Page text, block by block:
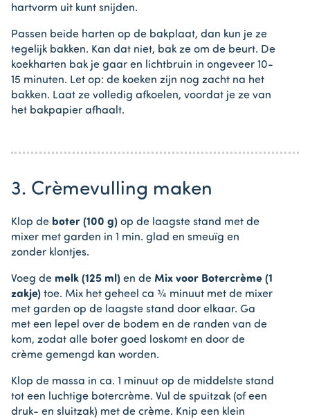
hartvorm uit kunt snijden.
Passen beide harten op de bakplaat, dan kun je ze
tegelijk bakken. Kan dat niet, bak ze om de beurt. De
koekharten bak je gaar en lichtbruin in ongeveer 10-
15 minuten. Let op: de koeken zijn nog zacht na het
bakken. Laat ze volledig afkoelen, voordat je ze van
het bakpapier afhaalt.
3. Crèmevulling maken
Klop de boter (100 g) op de laagste stand met de
mixer met garden in 1 min. glad en smeuïg en
zonder klontjes.
Voeg de melk (125 ml) en de Mix voor Botercrème (1
zakje) toe. Mix het geheel ca ¾ minuut met de mixer
met garden op de laagste stand door elkaar. Ga
met een lepel over de bodem en de randen van de
kom, zodat alle boter goed loskomt en door de
crème gemengd kan worden.
Klop de massa in ca. 1 minuut op de middelste stand
tot een luchtige botercrème. Vul de spuitzak (of een
druk- en sluitzak) met de crème. Knip een klein